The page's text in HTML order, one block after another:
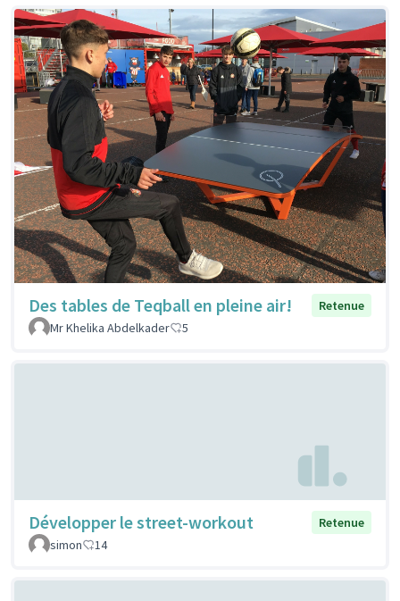
Des tables de Teqball en pleine air!
Retenue
Mr Khelika Abdelkader
5
Développer le street-workout
Retenue
simon
14